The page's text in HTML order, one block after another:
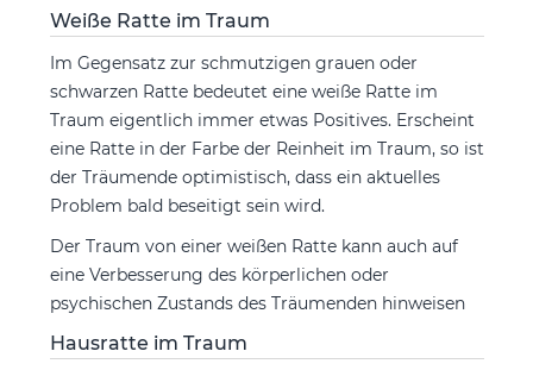
Weiße Ratte im Traum
Im Gegensatz zur schmutzigen grauen oder
schwarzen Ratte bedeutet eine weiße Ratte im
Traum eigentlich immer etwas Positives. Erscheint
eine Ratte in der Farbe der Reinheit im Traum, so ist
der Träumende optimistisch, dass ein aktuelles
Problem bald beseitigt sein wird.
Der Traum von einer weißen Ratte kann auch auf
eine Verbesserung des körperlichen oder
psychischen Zustands des Träumenden hinweisen
Hausratte im Traum